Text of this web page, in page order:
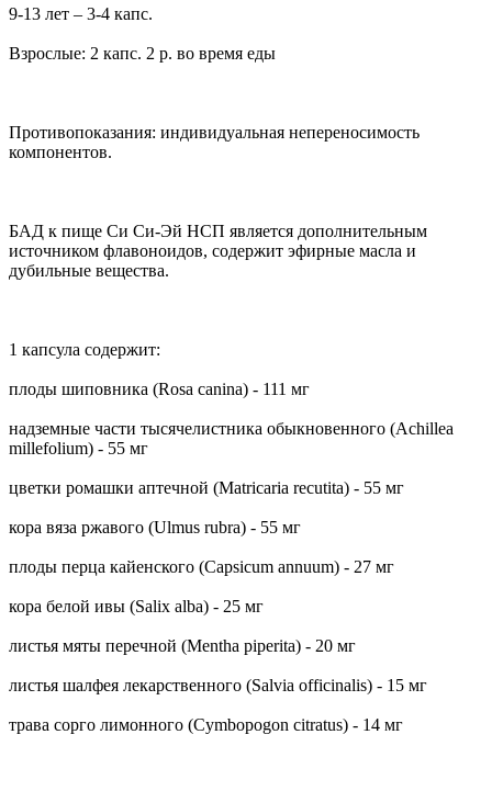
9-13 лет – 3-4 капс.
Взрослые: 2 капс. 2 р. во время еды
Противопоказания: индивидуальная непереносимость
компонентов.
БАД к пище Си Си-Эй НСП является дополнительным
источником флавоноидов, содержит эфирные масла и
дубильные вещества.
1 капсула содержит:
плоды шиповника (Rosa canina) - 111 мг
надземные части тысячелистника обыкновенного (Achillea
millefolium) - 55 мг
цветки ромашки аптечной (Matricaria recutita) - 55 мг
кора вяза ржавого (Ulmus rubra) - 55 мг
плоды перца кайенского (Capsicum annuum) - 27 мг
кора белой ивы (Salix alba) - 25 мг
листья мяты перечной (Mentha piperita) - 20 мг
листья шалфея лекарственного (Salvia officinalis) - 15 мг
трава сорго лимонного (Cymbopogon citratus) - 14 мг